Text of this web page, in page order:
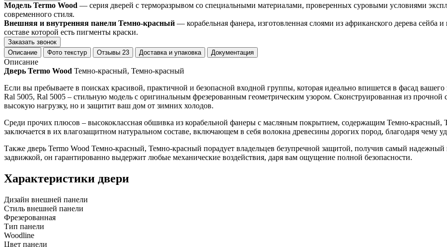
Модель Termo Wood — серия дверей с терморазрывом со специальными материалами, проверенных суровыми условиями
современного стиля.
Внешняя и внутренняя панели Темно-красный — корабельная фанера, изготовленная слоями из африканского дерева сейба
составе которой есть пигменты краски.
Заказать звонок
Описание
Фото текстур Отзывы 23 Доставка и упаковка Документация
Описание
Дверь Termo Wood Темно-красный, Темно-красный
Если вы пребываете в поисках красивой, практичной и безопасной входной группы, которая идеально впишется в фасад
Ral 5005, Ral 5005 – стильную модель с оригинальным фрезерованным геометрическим узором. Сконструированная из
высокую нагрузку, но и защитит ваш дом от зимних холодов.
Среди прочих плюсов – высококлассная обшивка из корабельной фанеры с масляным покрытием, содержащим Темно-красный,
заключается в их влагозащитном натуральном составе, включающем в себя волокна древесины дорогих пород, благодаря чему
Также дверь Termo Wood Темно-красный, Темно-красный порадует владельцев безупречной защитой, получив самый
задвижкой, он гарантированно выдержит любые механические воздействия, даря вам ощущение полной безопасности.
Характеристики двери
Дизайн внешней панели
Стиль внешней панели
Фрезерованная
Тип панели
Woodline
Цвет панели